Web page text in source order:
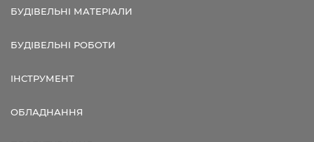
БУДІВЕЛЬНІ МАТЕРІАЛИ
БУДІВЕЛЬНІ РОБОТИ
ІНСТРУМЕНТ
ОБЛАДНАННЯ